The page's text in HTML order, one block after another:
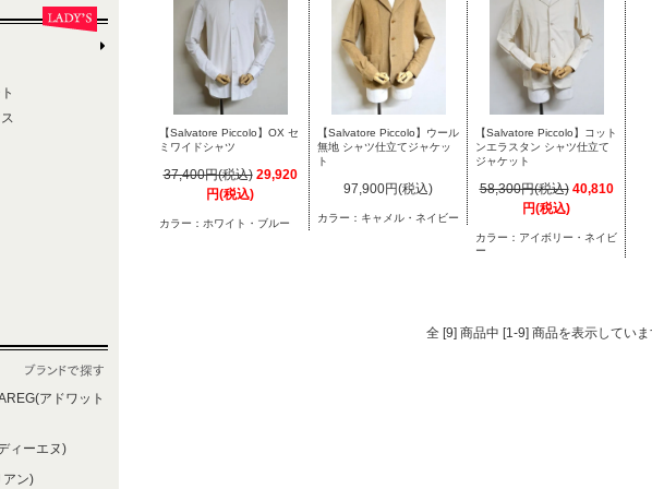
【Salvatore Piccolo】OX セ
ミワイドシャツ
37,400円(税込) 29,920
円(税込)
カラー：ホワイト・ブルー
【Salvatore Piccolo】ウール
無地 シャツ仕立てジャケッ
ト
97,900円(税込)
カラー：キャメル・ネイビー
【Salvatore Piccolo】コット
ンエラスタン シャツ仕立て
ジャケット
58,300円(税込) 40,810
円(税込)
カラー：アイボリー・ネイビ
ー
全 [9] 商品中 [1-9] 商品を表示していま
アドワット
ィーエヌ)
アン)